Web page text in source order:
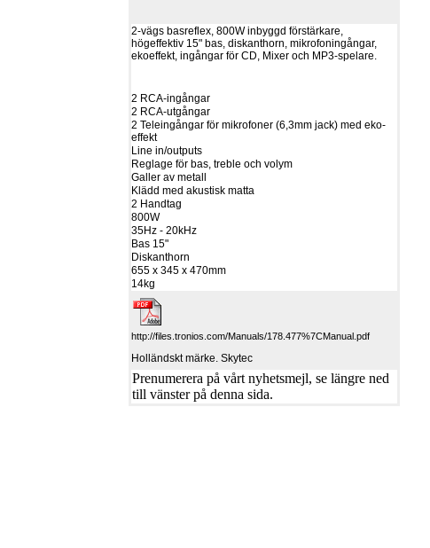
2-vägs basreflex, 800W inbyggd förstärkare,
högeffektiv 15" bas, diskanthorn, mikrofoningångar,
ekoeffekt, ingångar för CD, Mixer och MP3-spelare.
2 RCA-ingångar
2 RCA-utgångar
2 Teleingångar för mikrofoner (6,3mm jack) med eko-
effekt
Line in/outputs
Reglage för bas, treble och volym
Galler av metall
Klädd med akustisk matta
2 Handtag
800W
35Hz - 20kHz
Bas 15"
Diskanthorn
655 x 345 x 470mm
14kg
http://files.tronios.com/Manuals/178.477%7CManual.pdf
Holländskt märke. Skytec
Prenumerera på vårt nyhetsmejl, se längre ned
till vänster på denna sida.